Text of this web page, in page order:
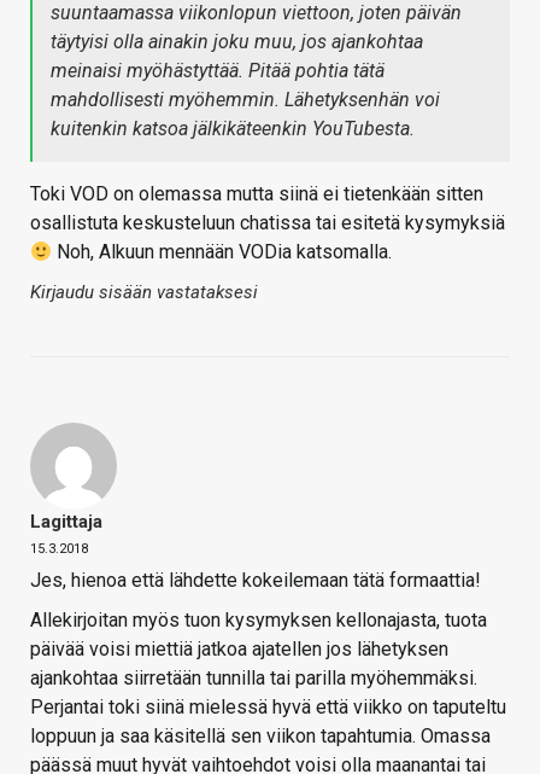
suuntaamassa viikonlopun viettoon, joten päivän
täytyisi olla ainakin joku muu, jos ajankohtaa
meinaisi myöhästyttää. Pitää pohtia tätä
mahdollisesti myöhemmin. Lähetyksenhän voi
kuitenkin katsoa jälkikäteenkin YouTubesta.
Toki VOD on olemassa mutta siinä ei tietenkään sitten
osallistuta keskusteluun chatissa tai esitetä kysymyksiä
Noh, Alkuun mennään VODia katsomalla.
Kirjaudu sisään vastataksesi
Lagittaja
15.3.2018
Jes, hienoa että lähdette kokeilemaan tätä formaattia!
Allekirjoitan myös tuon kysymyksen kellonajasta, tuota
päivää voisi miettiä jatkoa ajatellen jos lähetyksen
ajankohtaa siirretään tunnilla tai parilla myöhemmäksi.
Perjantai toki siinä mielessä hyvä että viikko on taputeltu
loppuun ja saa käsitellä sen viikon tapahtumia. Omassa
päässä muut hyvät vaihtoehdot voisi olla maanantai tai